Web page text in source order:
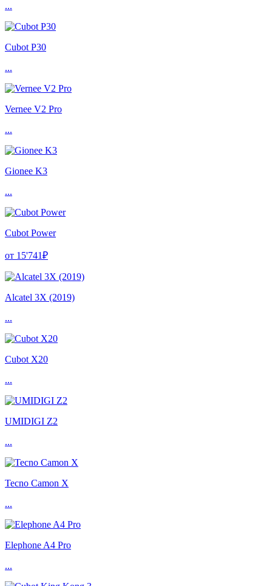
...
Cubot P30
...
Vernee V2 Pro
...
Gionee K3
...
Cubot Power
от 15'741₽
Alcatel 3X (2019)
...
Cubot X20
...
UMIDIGI Z2
...
Tecno Camon X
...
Elephone A4 Pro
...